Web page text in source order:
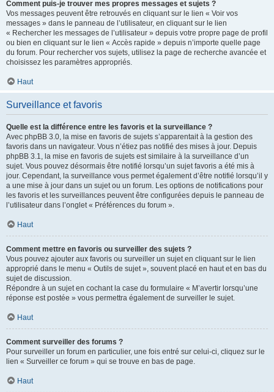
Comment puis-je trouver mes propres messages et sujets ?
Vos messages peuvent être retrouvés en cliquant sur le lien « Voir vos
messages » dans le panneau de l’utilisateur, en cliquant sur le lien
« Rechercher les messages de l’utilisateur » depuis votre propre page de profil
ou bien en cliquant sur le lien « Accès rapide » depuis n’importe quelle page
du forum. Pour rechercher vos sujets, utilisez la page de recherche avancée et
choisissez les paramètres appropriés.
Haut
Surveillance et favoris
Quelle est la différence entre les favoris et la surveillance ?
Avec phpBB 3.0, la mise en favoris de sujets s’apparentait à la gestion des
favoris dans un navigateur. Vous n’étiez pas notifié des mises à jour. Depuis
phpBB 3.1, la mise en favoris de sujets est similaire à la surveillance d’un
sujet. Vous pouvez désormais être notifié lorsqu’un sujet favoris a été mis à
jour. Cependant, la surveillance vous permet également d’être notifié lorsqu’il y
a une mise à jour dans un sujet ou un forum. Les options de notifications pour
les favoris et les surveillances peuvent être configurées depuis le panneau de
l’utilisateur dans l’onglet « Préférences du forum ».
Haut
Comment mettre en favoris ou surveiller des sujets ?
Vous pouvez ajouter aux favoris ou surveiller un sujet en cliquant sur le lien
approprié dans le menu « Outils de sujet », souvent placé en haut et en bas du
sujet de discussion.
Répondre à un sujet en cochant la case du formulaire « M’avertir lorsqu’une
réponse est postée » vous permettra également de surveiller le sujet.
Haut
Comment surveiller des forums ?
Pour surveiller un forum en particulier, une fois entré sur celui-ci, cliquez sur le
lien « Surveiller ce forum » qui se trouve en bas de page.
Haut